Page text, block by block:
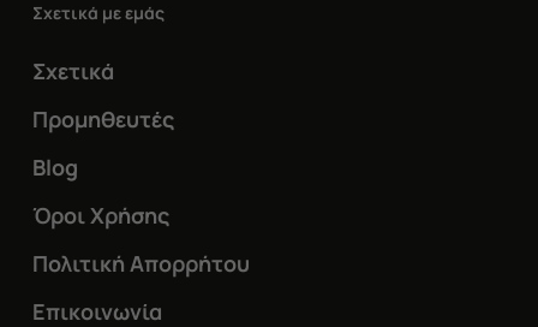
Σχετικά με εμάς
Σχετικά
Προμηθευτές
Blog
Όροι Χρήσης
Πολιτική Απορρήτου
Επικοινωνία